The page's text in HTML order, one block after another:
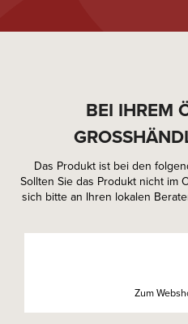
BEI IHREM
Das Produkt ist bei den
Sollten Sie das Produkt nicht im
sich bitte an Ihren lokalen
Zum